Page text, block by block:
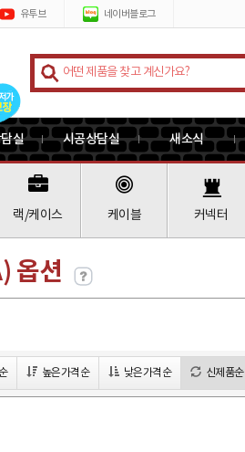
실 시공상담실 새소식
랙/케이스 케이블 커넥터
유투브 네이버블로그
옵션
높은가격순 낮은가격순 신제품순